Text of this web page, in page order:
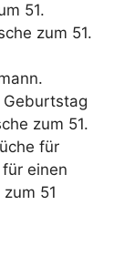
51.
zum 51.
Geburtstag
zum 51.
für
einen
51